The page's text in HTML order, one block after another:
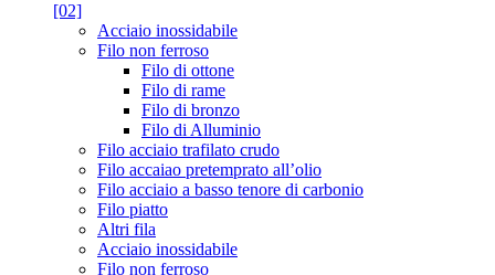
[02]
Acciaio inossidabile
Filo non ferroso
Filo di ottone
Filo di rame
Filo di bronzo
Filo di Alluminio
Filo acciaio trafilato crudo
Filo accaiao pretemprato all’olio
Filo acciaio a basso tenore di carbonio
Filo piatto
Altri fila
Acciaio inossidabile
Filo non ferroso